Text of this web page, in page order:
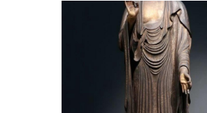
《大乘法苑義林章》新編序文（一）前言